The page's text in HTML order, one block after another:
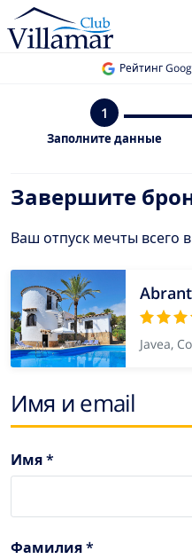
Рейтинг
1
Заполните данные
Завершите
Ваш отпуск мечты всего
Javea,
Имя и email
Имя *
Фамилия *